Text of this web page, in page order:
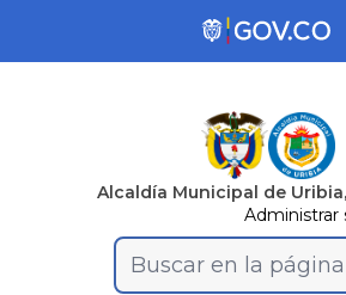
Alcaldía Municipal de
Administrar
Buscar en la página